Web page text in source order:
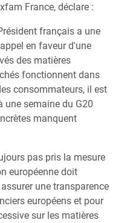
France, déclare :
français a une
en faveur d'une
des matières
fonctionnent dans
consommateurs, il est
une semaine du G20
manquent
pas pris la mesure
européenne doit
une transparence
européens et pour
sur les matières